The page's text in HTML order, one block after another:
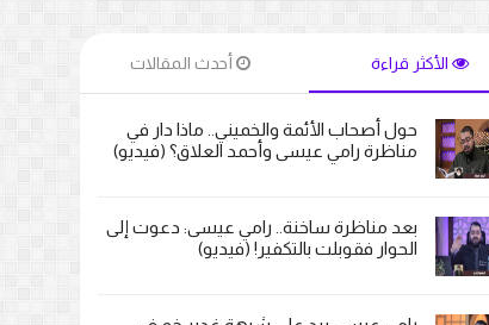
الأكثر قراءة أحدث المقالات
حول أصحاب الأئمة والخميني.. ماذا دار في
مناظرة رامي عيسى وأحمد العلاق؟ (فيديو)
بعد مناظرة ساخنة.. رامي عيسى: دعوت إلى
الحوار فقوبلت بالتكفير! (فيديو)